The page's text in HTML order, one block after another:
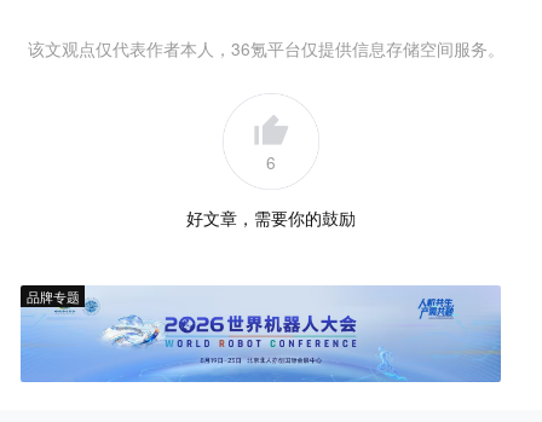
该文观点仅代表作者本人，36氪平台仅提供信息存储空间服务。
6
好文章，需要你的鼓励
品牌专题